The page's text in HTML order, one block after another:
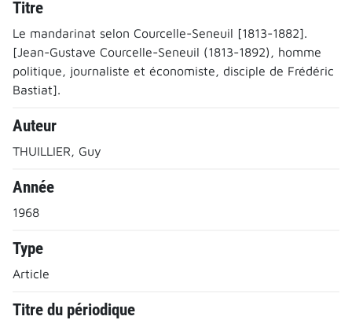
Titre
Le mandarinat selon Courcelle-Seneuil [1813-1882].
[Jean-Gustave Courcelle-Seneuil (1813-1892), homme
politique, journaliste et économiste, disciple de Frédéric
Bastiat].
Auteur
THUILLIER, Guy
Année
1968
Type
Article
Titre du périodique